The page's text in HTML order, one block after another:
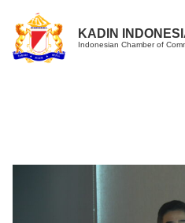
KADIN
Indonesian Chamber of